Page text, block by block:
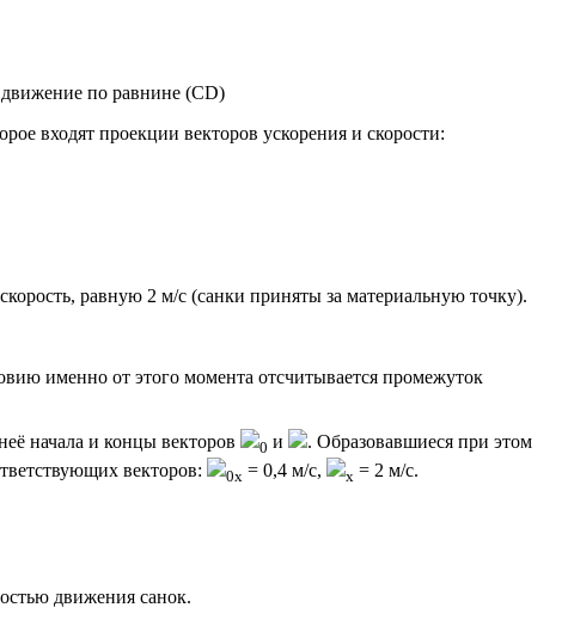
входят проекции векторов ускорения и скорости:
равную 2 м/с (санки приняты за материальную точку).
именно от этого момента отсчитывается промежуток
начала и концы векторов 0 и
. Образовавшиеся при этом
векторов: 0x = 0,4 м/с, x = 2 м/с.
движения санок.